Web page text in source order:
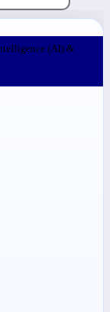
(AI) &